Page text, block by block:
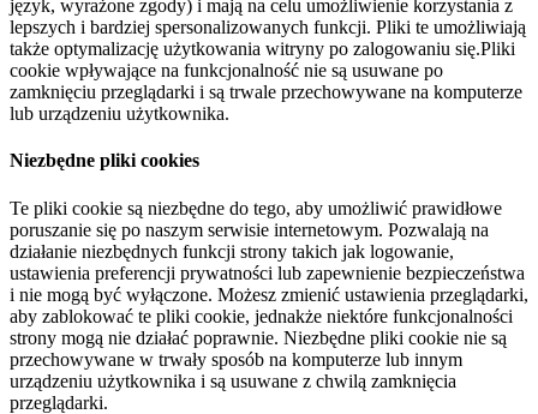
język, wyrażone zgody) i mają na celu umożliwienie korzystania z
lepszych i bardziej spersonalizowanych funkcji. Pliki te umożliwiają
także optymalizację użytkowania witryny po zalogowaniu się.Pliki
cookie wpływające na funkcjonalność nie są usuwane po
zamknięciu przeglądarki i są trwale przechowywane na komputerze
lub urządzeniu użytkownika.
Niezbędne pliki cookies
Te pliki cookie są niezbędne do tego, aby umożliwić prawidłowe
poruszanie się po naszym serwisie internetowym. Pozwalają na
działanie niezbędnych funkcji strony takich jak logowanie,
ustawienia preferencji prywatności lub zapewnienie bezpieczeństwa
i nie mogą być wyłączone. Możesz zmienić ustawienia przeglądarki,
aby zablokować te pliki cookie, jednakże niektóre funkcjonalności
strony mogą nie działać poprawnie. Niezbędne pliki cookie nie są
przechowywane w trwały sposób na komputerze lub innym
urządzeniu użytkownika i są usuwane z chwilą zamknięcia
przeglądarki.